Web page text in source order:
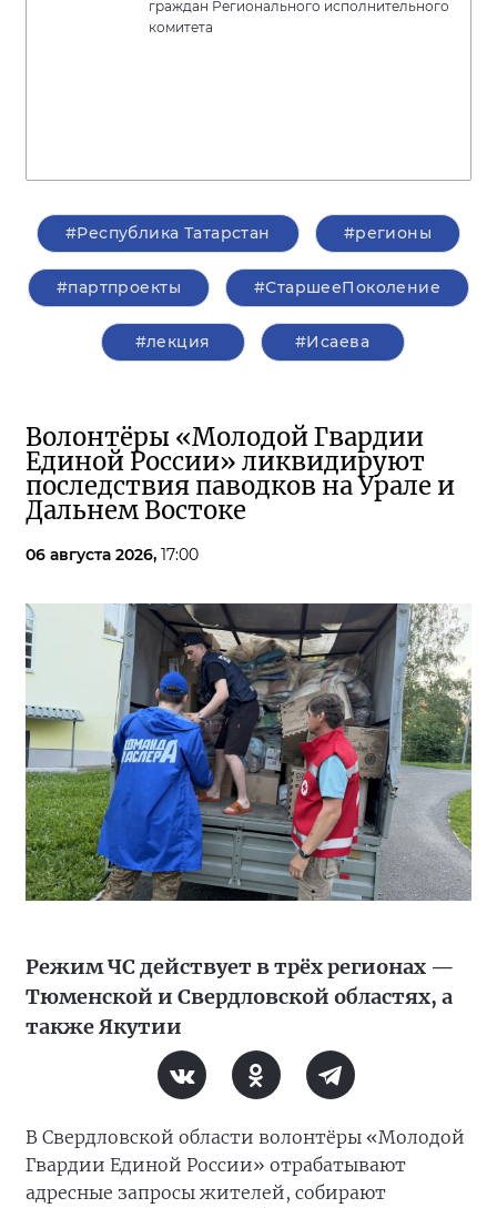
граждан Регионального исполнительного
комитета
#Республика Татарстан #регионы
#партпроекты #СтаршееПоколение
#лекция #Исаева
Волонтёры «Молодой Гвардии
Единой России» ликвидируют
последствия паводков на Урале и
Дальнем Востоке
06 августа 2026, 17:00
Режим ЧС действует в трёх регионах —
Тюменской и Свердловской областях, а
также Якутии
В Свердловской области волонтёры «Молодой
Гвардии Единой России» отрабатывают
адресные запросы жителей, собирают